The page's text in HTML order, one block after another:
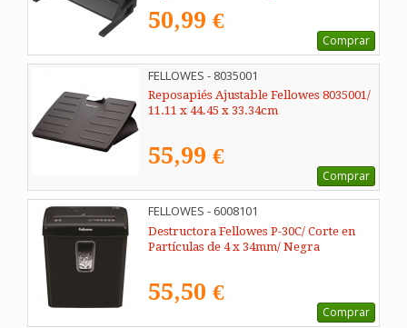
50,99 €
Comprar
FELLOWES - 8035001
Reposapiés Ajustable Fellowes 8035001/
11.11 x 44.45 x 33.34cm
55,99 €
Comprar
FELLOWES - 6008101
Destructora Fellowes P-30C/ Corte en
Partículas de 4 x 34mm/ Negra
55,50 €
Comprar